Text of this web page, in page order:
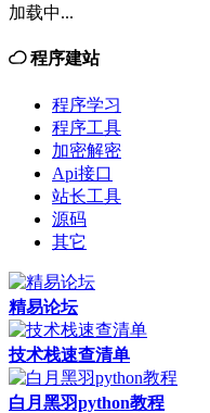
加载中...
程序建站
程序学习
程序工具
加密解密
Api接口
站长工具
源码
其它
精易论坛
技术栈速查清单
白月黑羽python教程